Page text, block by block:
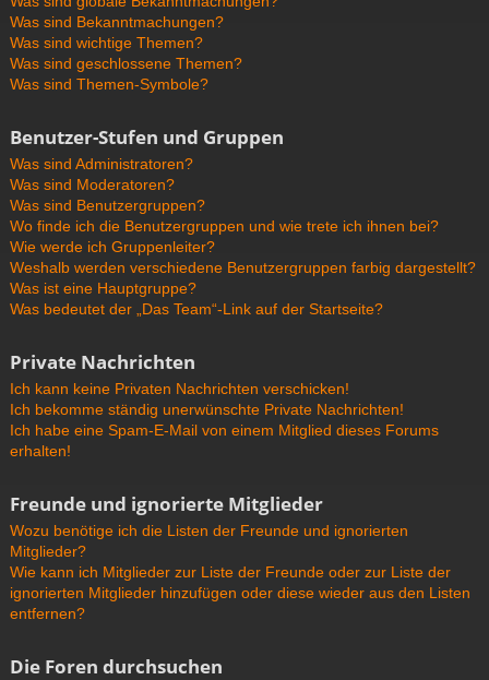
Was sind Bekanntmachungen?
Was sind wichtige Themen?
Was sind geschlossene Themen?
Was sind Themen-Symbole?
Benutzer-Stufen und Gruppen
Was sind Administratoren?
Was sind Moderatoren?
Was sind Benutzergruppen?
Wo finde ich die Benutzergruppen und wie trete ich ihnen bei?
Wie werde ich Gruppenleiter?
Weshalb werden verschiedene Benutzergruppen farbig dargestellt?
Was ist eine Hauptgruppe?
Was bedeutet der „Das Team“-Link auf der Startseite?
Private Nachrichten
Ich kann keine Privaten Nachrichten verschicken!
Ich bekomme ständig unerwünschte Private Nachrichten!
Ich habe eine Spam-E-Mail von einem Mitglied dieses Forums
erhalten!
Freunde und ignorierte Mitglieder
Wozu benötige ich die Listen der Freunde und ignorierten
Mitglieder?
Wie kann ich Mitglieder zur Liste der Freunde oder zur Liste der
ignorierten Mitglieder hinzufügen oder diese wieder aus den Listen
entfernen?
Die Foren durchsuchen